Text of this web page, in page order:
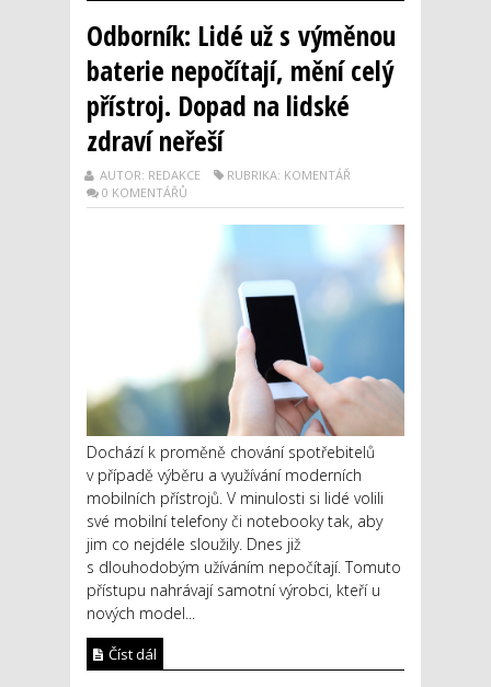
Odborník: Lidé už s výměnou
baterie nepočítají, mění celý
přístroj. Dopad na lidské
zdraví neřeší
AUTOR: REDAKCE
RUBRIKA: KOMENTÁŘ
0 KOMENTÁŘŮ
Dochází k proměně chování spotřebitelů
v případě výběru a využívání moderních
mobilních přístrojů. V minulosti si lidé volili
své mobilní telefony či notebooky tak, aby
jim co nejdéle sloužily. Dnes již
s dlouhodobým užíváním nepočítají. Tomuto
přístupu nahrávají samotní výrobci, kteří u
nových model...
Číst dál